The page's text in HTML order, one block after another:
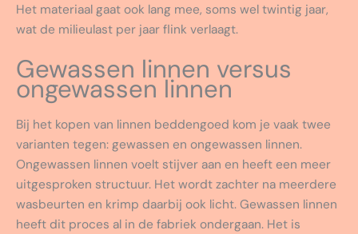
Het materiaal gaat ook lang mee, soms wel twintig jaar,
wat de milieulast per jaar flink verlaagt.
Gewassen linnen versus
ongewassen linnen
Bij het kopen van linnen beddengoed kom je vaak twee
varianten tegen: gewassen en ongewassen linnen.
Ongewassen linnen voelt stijver aan en heeft een meer
uitgesproken structuur. Het wordt zachter na meerdere
wasbeurten en krimp daarbij ook licht. Gewassen linnen
heeft dit proces al in de fabriek ondergaan. Het is